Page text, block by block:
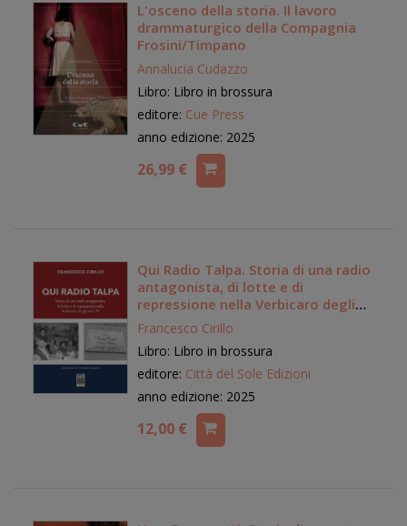
L'osceno della storia. Il lavoro
drammaturgico della Compagnia
Frosini/Timpano
Annalucia Cudazzo
Libro: Libro in brossura
editore: Cue Press
anno edizione: 2025
26,99 €
Qui Radio Talpa. Storia di una radio
antagonista, di lotte e di
repressione nella Verbicaro degli
anni '70
Francesco Cirillo
Libro: Libro in brossura
editore: Città del Sole Edizioni
anno edizione: 2025
12,00 €